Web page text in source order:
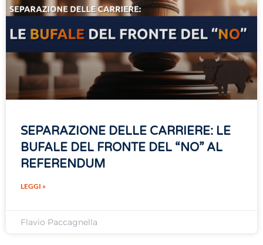
SEPARAZIONE DELLE CARRIERE: LE
BUFALE DEL FRONTE DEL “NO” AL
REFERENDUM
LEGGI »
Flavio Paccagnella